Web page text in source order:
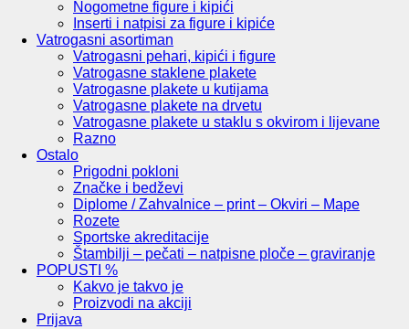
Nogometne figure i kipići
Inserti i natpisi za figure i kipiće
Vatrogasni asortiman
Vatrogasni pehari, kipići i figure
Vatrogasne staklene plakete
Vatrogasne plakete u kutijama
Vatrogasne plakete na drvetu
Vatrogasne plakete u staklu s okvirom i lijevane
Razno
Ostalo
Prigodni pokloni
Značke i bedževi
Diplome / Zahvalnice – print – Okviri – Mape
Rozete
Sportske akreditacije
Štambilji – pečati – natpisne ploče – graviranje
POPUSTI %
Kakvo je takvo je
Proizvodi na akciji
Prijava